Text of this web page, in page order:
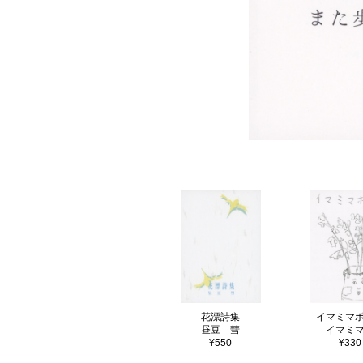
花漂詩集
昼豆 彗
¥550
イマミマ
イマミ
¥330